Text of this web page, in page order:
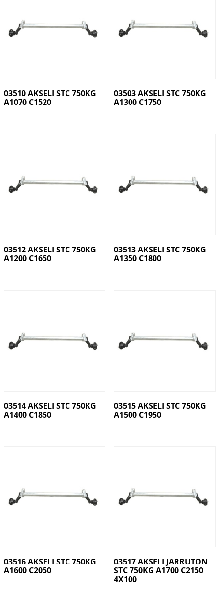
03510 AKSELI STC 750KG
A1070 C1520
03503 AKSELI STC 750KG
A1300 C1750
03512 AKSELI STC 750KG
A1200 C1650
03513 AKSELI STC 750KG
A1350 C1800
03514 AKSELI STC 750KG
A1400 C1850
03515 AKSELI STC 750KG
A1500 C1950
03516 AKSELI STC 750KG
A1600 C2050
03517 AKSELI JARRUTON
STC 750KG A1700 C2150
4X100